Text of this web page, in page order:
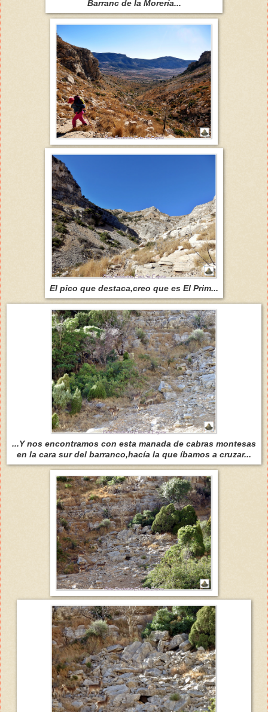
Barranc de la Morería...
El pico que destaca,creo que es El Prim...
...Y nos encontramos con esta manada de cabras montesas
en la cara sur del barranco,hacía la que íbamos a cruzar...